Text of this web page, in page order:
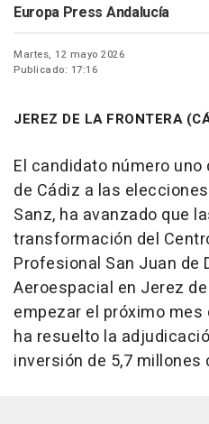
Europa Press Andalucía
Martes, 12 mayo 2026
Publicado: 17:16
JEREZ DE LA FRONTERA
El candidato número uno
de Cádiz a las
Sanz, ha avanzado que
transformación del
Profesional San Juan de
Aeroespacial en Jerez
empezar el próximo
ha resuelto la
inversión de 5,7 millones